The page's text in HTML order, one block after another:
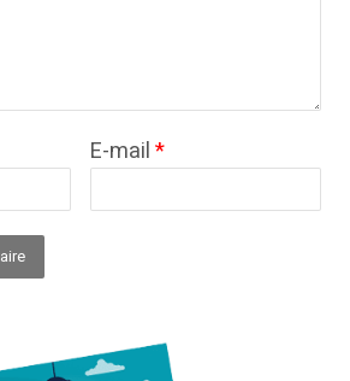
E-mail*